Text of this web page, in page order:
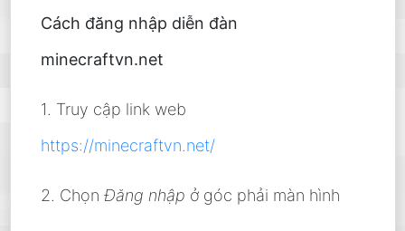
Cách đăng nhập diễn đàn
minecraftvn.net
1. Truy cập link web
https://minecraftvn.net/
2. ChọnĐăng nhập ở góc phải màn hình